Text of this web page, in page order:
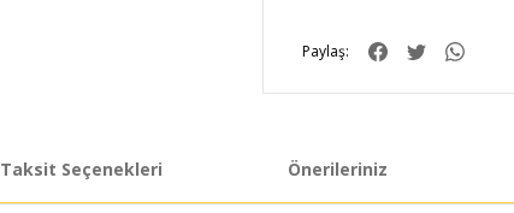
Paylaş:
Taksit Seçenekleri Önerileriniz